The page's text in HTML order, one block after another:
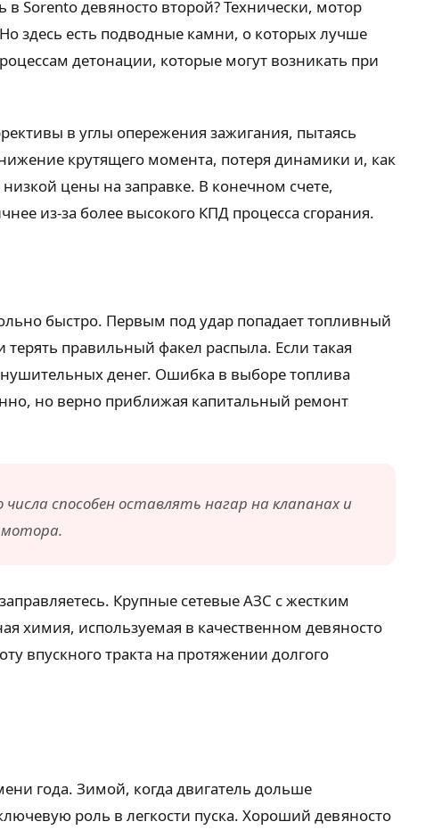
Sorento девяносто второй? Технически, мотор
Но здесь есть подводные камни, о которых лучше
детонации, которые могут возникать при
в углы опережения зажигания, пытаясь
крутящего момента, потеря динамики и, как
цены на заправке. В конечном счете,
из-за более высокого КПД процесса сгорания.
быстро. Первым под удар попадает топливный
правильный факел распыла. Если такая
денег. Ошибка в выборе топлива
но верно приближая капитальный ремонт
способен оставлять нагар на клапанах и
мотора.
Крупные сетевые АЗС с жестким
химия, используемая в качественном девяносто
впускного тракта на протяжении долгого
года. Зимой, когда двигатель дольше
роль в легкости пуска. Хороший девяносто